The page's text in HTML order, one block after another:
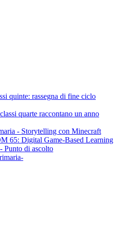
quinte: rassegna di fine ciclo
quarte raccontano un anno
- Storytelling con Minecraft
65: Digital Game-Based Learning
Punto di ascolto